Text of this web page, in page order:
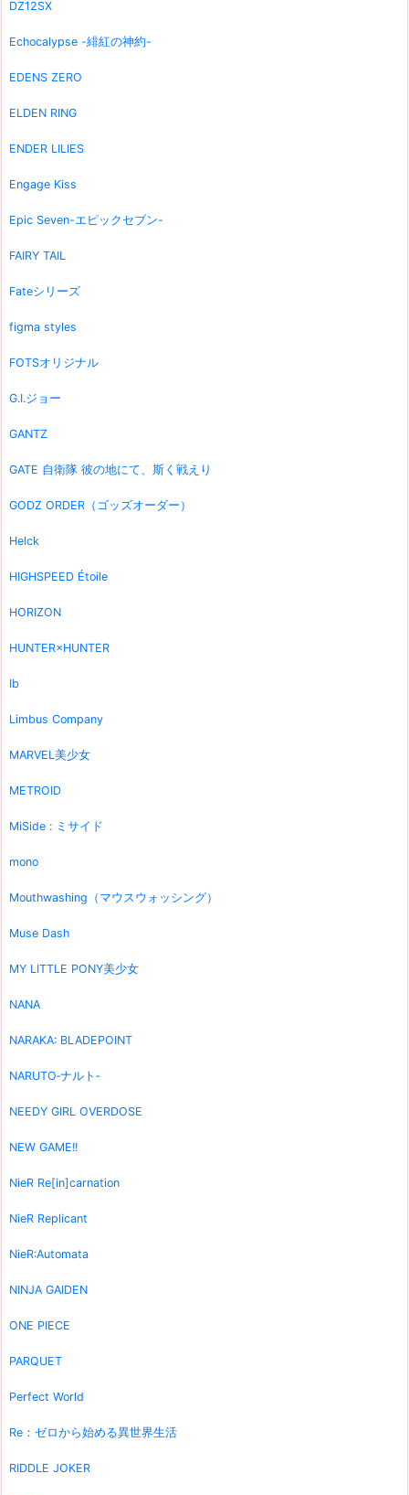
DZ12SX
Echocalypse -緋紅の神約-
EDENS ZERO
ELDEN RING
ENDER LILIES
Engage Kiss
Epic Seven-エピックセブン-
FAIRY TAIL
Fateシリーズ
figma styles
FOTSオリジナル
G.I.ジョー
GANTZ
GATE 自衛隊 彼の地にて、斯く戦えり
GODZ ORDER（ゴッズオーダー）
Helck
HIGHSPEED Étoile
HORIZON
HUNTER×HUNTER
Ib
Limbus Company
MARVEL美少女
METROID
MiSide : ミサイド
mono
Mouthwashing（マウスウォッシング）
Muse Dash
MY LITTLE PONY美少女
NANA
NARAKA: BLADEPOINT
NARUTO‐ナルト‐
NEEDY GIRL OVERDOSE
NEW GAME!!
NieR Re[in]carnation
NieR Replicant
NieR:Automata
NINJA GAIDEN
ONE PIECE
PARQUET
Perfect World
Re：ゼロから始める異世界生活
RIDDLE JOKER